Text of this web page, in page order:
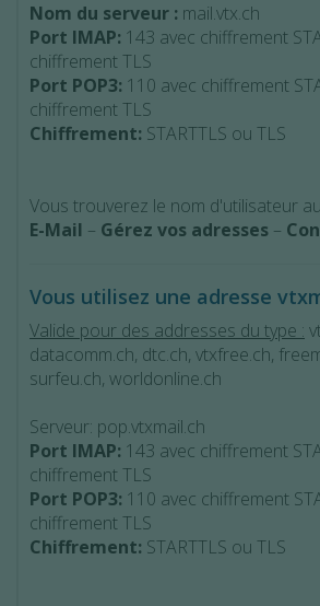
Nom du serveur : mail.vtx.ch
Port IMAP: 143 avec chiffrement
chiffrement TLS
Port POP3: 110 avec chiffrement
chiffrement TLS
Chiffrement: STARTTLS ou TLS
Vous trouverez le nom d'utilisateur au
E-Mail – Gérez vos adresses –
Vous utilisez une adresse
Valide pour des addresses du type :
datacomm.ch, dtc.ch, vtxfree.ch,
surfeu.ch, worldonline.ch
Serveur: pop.vtxmail.ch
Port IMAP: 143 avec chiffrement
chiffrement TLS
Port POP3: 110 avec chiffrement
chiffrement TLS
Chiffrement: STARTTLS ou TLS